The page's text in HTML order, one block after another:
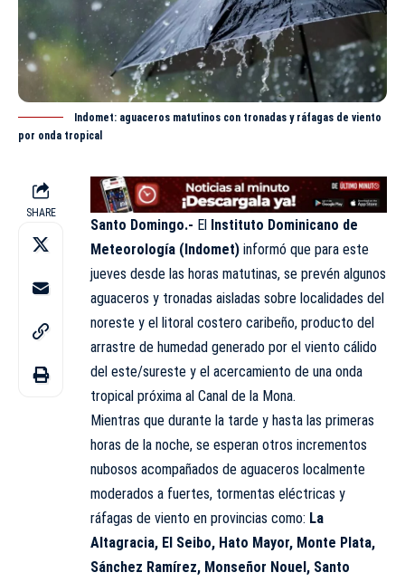
Indomet: aguaceros matutinos con tronadas y ráfagas de viento
por onda tropical
SHARE
Santo Domingo.- El
Instituto Dominicano de
Meteorología ( Indomet) informó que para este
jueves desde las horas matutinas, se prevén algunos
aguaceros y tronadas aisladas sobre localidades del
noreste y el litoral costero caribeño, producto del
arrastre de humedad generado por el viento cálido
del este/sureste y el acercamiento de una onda
tropical próxima al Canal de la Mona.
Mientras que durante la tarde y hasta las primeras
horas de la noche, se esperan otros incrementos
nubosos acompañados de aguaceros localmente
moderados a fuertes, tormentas eléctricas y
ráfagas de viento en provincias como: La
Altagracia, El Seibo, Hato Mayor, Monte Plata,
Sánchez Ramírez, Monseñor Nouel, Santo